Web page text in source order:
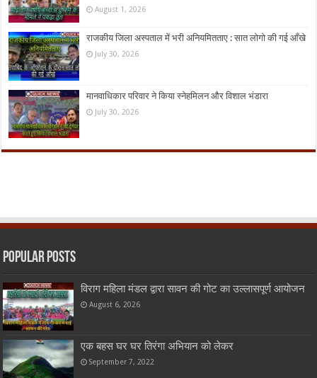
August 1, 2026
राजकीय जिला अस्पताल में भरी अनियमितताए : सात लोगो की गई आँखे
July 30, 2026
मानवाधिकार परिवार ने किया स्नेहमिलन और विशाल भंडारा
July 30, 2026
Popular Posts
विराग महिला मंडल द्वारा सावन की गोट का उल्लासपूर्ण आयोजन
August 6, 2026
एक बहस घर घर तिरंगा अभियान को लेकर
September 7, 2022